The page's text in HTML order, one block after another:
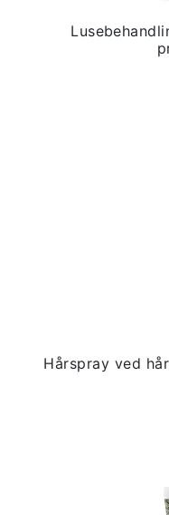
Hårspray ved